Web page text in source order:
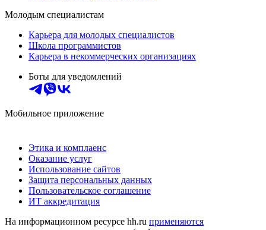
Молодым специалистам
Карьера для молодых специалистов
Школа программистов
Карьера в некоммерческих организациях
Боты для уведомлений
Мобильное приложение
Этика и комплаенс
Оказание услуг
Использование сайтов
Защита персональных данных
Пользовательское соглашение
ИТ аккредитация
На информационном ресурсе hh.ru применяются